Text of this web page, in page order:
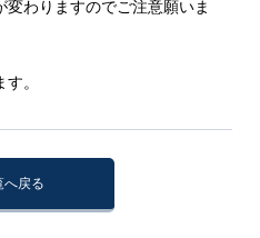
わりますのでご注意願いま
。
へ戻る